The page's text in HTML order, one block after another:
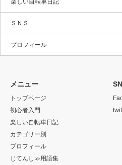
楽しい自転車日記
ＳＮＳ
プロフィール
メニュー
トップページ
初心者入門
楽しい自転車日記
カテゴリー別
プロフィール
じてんしゃ用語集